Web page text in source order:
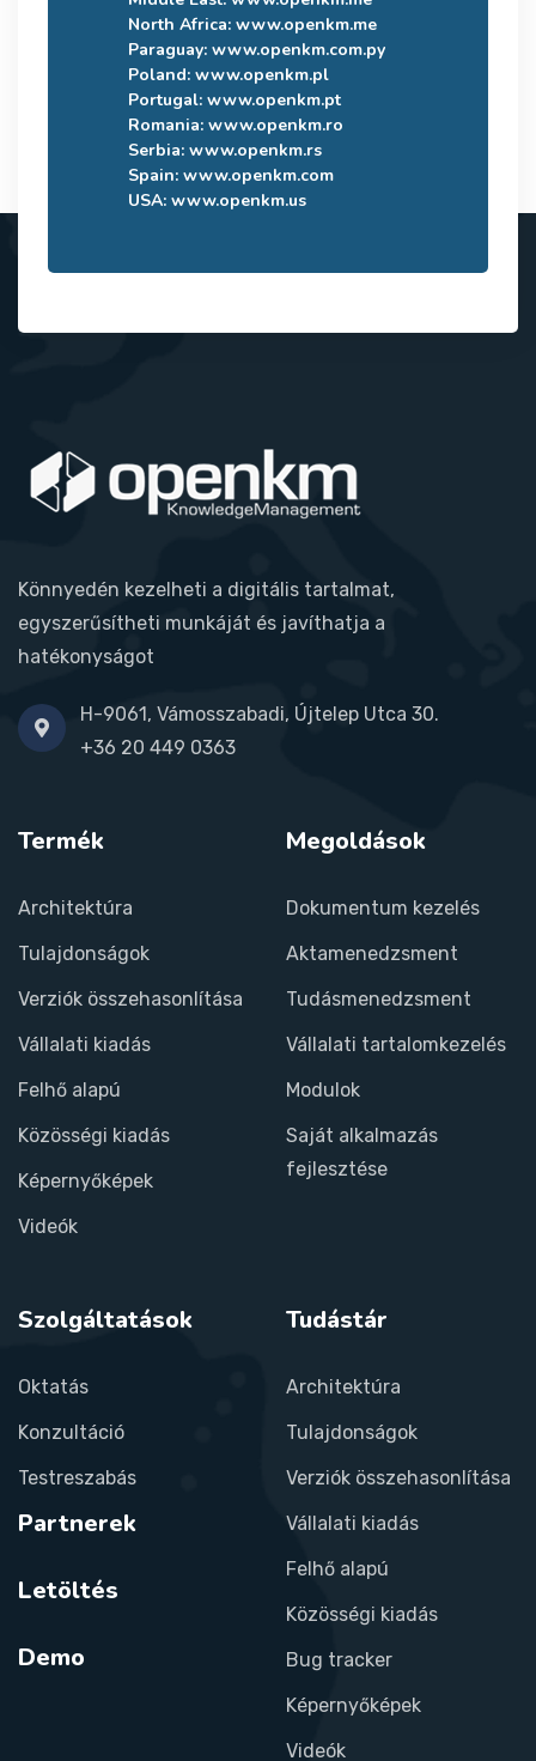
North Africa: www.openkm.me
Paraguay: www.openkm.com.py
Poland: www.openkm.pl
Portugal: www.openkm.pt
Romania: www.openkm.ro
Serbia: www.openkm.rs
Spain: www.openkm.com
USA: www.openkm.us
Könnyedén kezelheti a digitális tartalmat,
egyszerűsítheti munkáját és javíthatja a
hatékonyságot
H-9061, Vámosszabadi, Újtelep Utca 30.
+36 20 449 0363
Termék
Architektúra
Tulajdonságok
Verziók összehasonlítása
Vállalati kiadás
Felhő alapú
Közösségi kiadás
Képernyőképek
Videók
Megoldások
Dokumentum kezelés
Aktamenedzsment
Tudásmenedzsment
Vállalati tartalomkezelés
Modulok
Saját alkalmazás
fejlesztése
Szolgáltatások
Oktatás
Konzultáció
Testreszabás
Partnerek
Letöltés
Demo
Tudástár
Architektúra
Tulajdonságok
Verziók összehasonlítása
Vállalati kiadás
Felhő alapú
Közösségi kiadás
Bug tracker
Képernyőképek
Videók